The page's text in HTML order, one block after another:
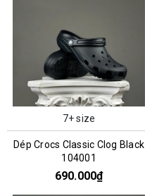
7+ size
Dép Crocs Classic Clog Black
104001
690.000₫